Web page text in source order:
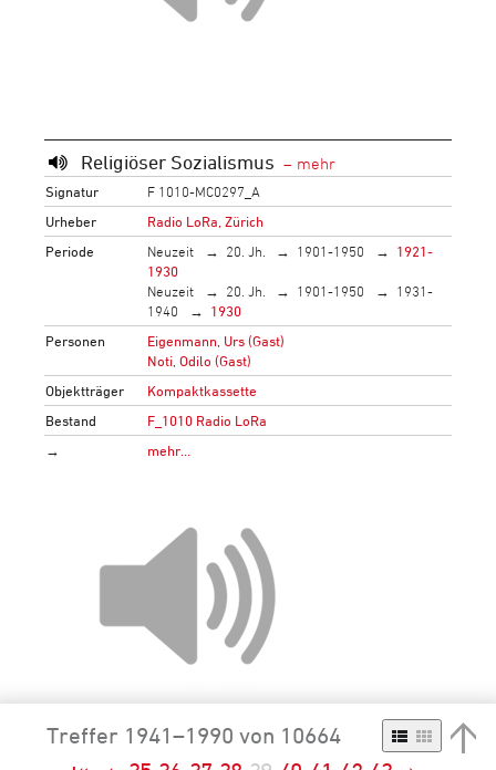
Religiöser Sozialismus
Signatur
F 1010-MC0297_A
Urheber
Radio LoRa, Zürich
Periode
Neuzeit 20. Jh. 1901-1950
1921-
1930
Neuzeit
20. Jh. 1901-1950
1931-
1940
1930
Personen
Eigenmann, Urs (Gast)
Noti, Odilo (Gast)
Objektträger
Kompaktkassette
Bestand
F_1010 Radio LoRa
→
mehr…
Treffer 1941–1990 von 10664